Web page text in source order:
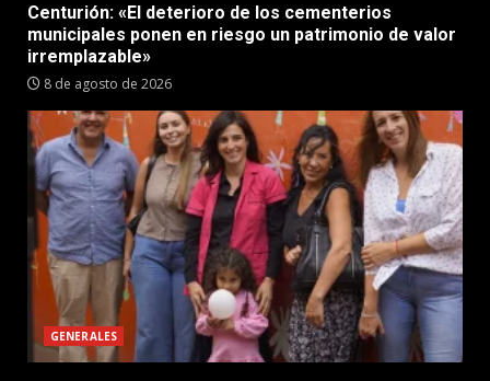
Centurión: «El deterioro de los cementerios
municipales ponen en riesgo un patrimonio de valor
irremplazable»
8 de agosto de 2026
GENERALES